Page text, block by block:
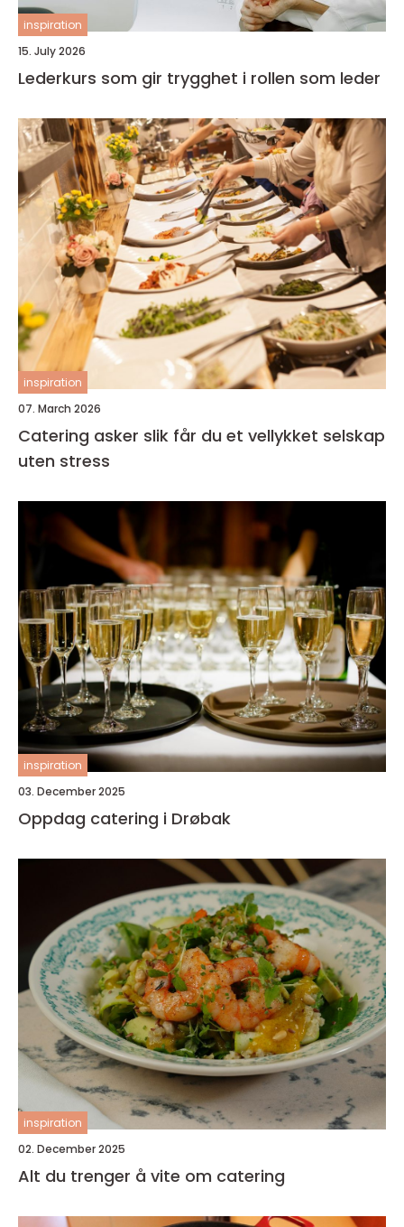
inspiration
15. July 2026
Lederkurs som gir trygghet i rollen som leder
inspiration
07. March 2026
Catering asker slik får du et vellykket selskap
uten stress
inspiration
03. December 2025
Oppdag catering i Drøbak
inspiration
02. December 2025
Alt du trenger å vite om catering